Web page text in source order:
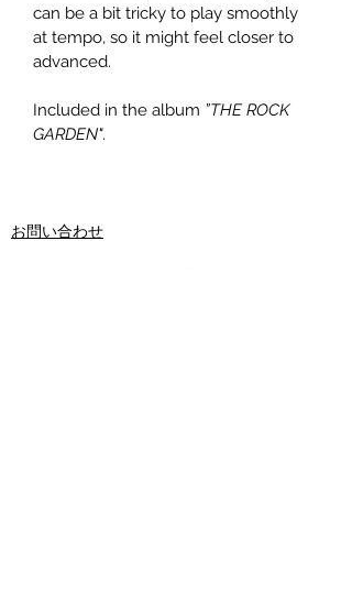
can be a bit tricky to play smoothly
at tempo, so it might feel closer to
advanced.
Included in the album ”THE ROCK
GARDEN".
お問い合わせ